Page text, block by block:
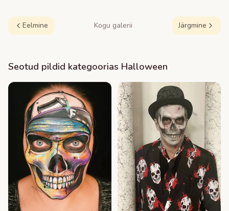
Eelmine Kogu galerii Järgmine
Seotud pildid kategoorias Halloween